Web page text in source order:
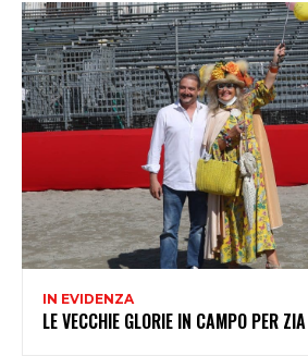
IN EVIDENZA
LE VECCHIE GLORIE IN CAMPO PER